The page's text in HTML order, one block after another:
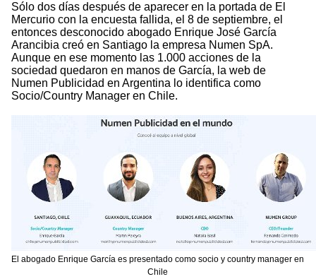
Sólo dos días después de aparecer en la portada de El
Mercurio con la encuesta fallida, el 8 de septiembre, el
entonces desconocido abogado Enrique José García
Arancibia creó en Santiago la empresa Numen SpA.
Aunque en ese momento las 1.000 acciones de la
sociedad quedaron en manos de García, la web de
Numen Publicidad en Argentina lo identifica como
Socio/Country Manager en Chile.
El abogado Enrique García es presentado como socio y country manager en
Chile